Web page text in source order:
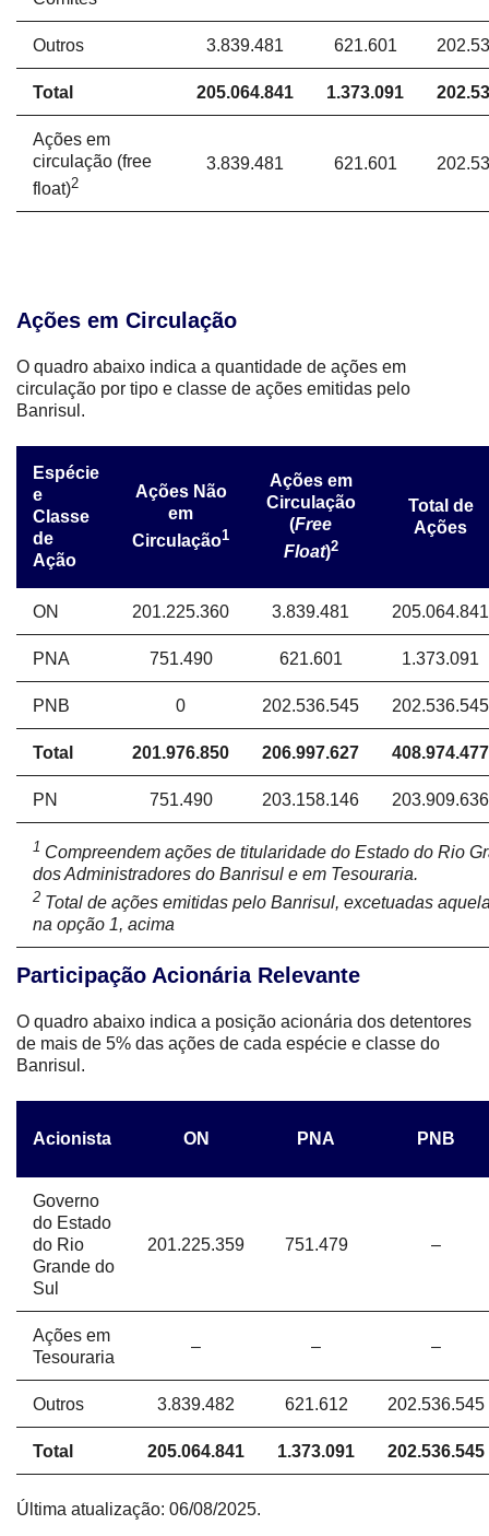
Outros 3.839.481 621.601
Total 205.064.841 1.373.091
Ações em
circulação (free
float)2
3.839.481 621.601
Ações em Circulação
O quadro abaixo indica a quantidade de ações em
circulação por tipo e classe de ações emitidas pelo
Banrisul.
Espécie
e
Classe
de
Ação
Ações Não
em
Circulação1
Ações em
Circulação
(Free
Float)2
Total de
Ações
ON 201.225.360 3.839.481 205.064.841
PNA 751.490 621.601 1.373.091
PNB 0 202.536.545 202.536.545
Total 201.976.850 206.997.627 408.974.477
PN 751.490 203.158.146 203.909.636
1 Compreendem ações de titularidade do Estado do Rio
dos Administradores do Banrisul e em Tesouraria.
2 Total de ações emitidas pelo Banrisul, excetuadas
na opção 1, acima
Participação Acionária Relevante
O quadro abaixo indica a posição acionária dos detentores
de mais de 5% das ações de cada espécie e classe do
Banrisul.
Acionista ON PNA PNB
Governo
do Estado
do Rio
Grande do
Sul
201.225.359 751.479 –
Ações em
Tesouraria
– – –
Outros 3.839.482 621.612 202.536.545
Total 205.064.841 1.373.091 202.536.545
Última atualização: 06/08/2025.